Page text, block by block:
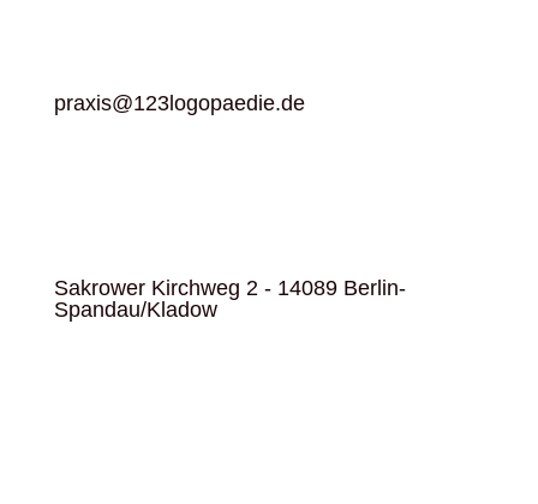
praxis@123logopaedie.de
Sakrower Kirchweg 2 - 14089 Berlin-
Spandau/Kladow